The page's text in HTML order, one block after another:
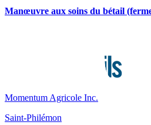
Manœuvre aux soins du bétail
Momentum Agricole Inc.
Saint-Philémon